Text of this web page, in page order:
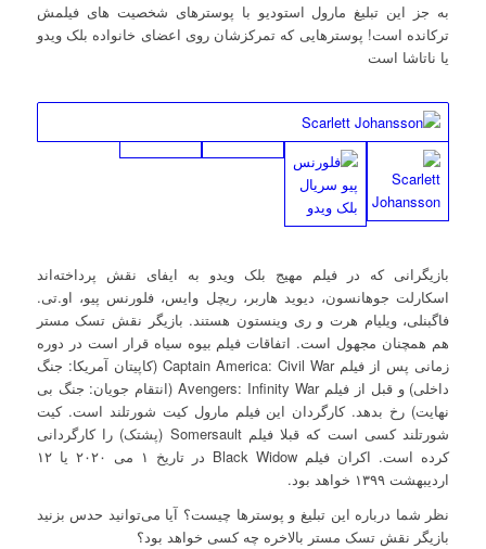
به جز این تبلیغ مارول استودیو با پوسترهای شخصیت های فیلمش
ترکانده است! پوسترهایی که تمرکزشان روی اعضای خانواده بلک ویدو
یا ناتاشا است
بازیگرانی که در فیلم مهیج بلک ویدو به ایفای نقش پرداخته‌اند
اسکارلت جوهانسون، دیوید هاربر، ریچل وایس، فلورنس پیو، او.تی.
فاگبنلی، ویلیام هرت و ری وینستون هستند. بازیگر نقش تسک مستر
هم همچنان مجهول است. اتفاقات فیلم بیوه سیاه قرار است در دوره
زمانی پس از فیلم Captain America: Civil War (کاپیتان آمریکا: جنگ
داخلی) و قبل از فیلم Avengers: Infinity War (انتقام جویان: جنگ بی
نهایت) رخ بدهد. کارگردان این فیلم مارول کیت شورتلند است. کیت
شورتلند کسی است که قبلا فیلم Somersault (پشتک) را کارگردانی
کرده است. اکران فیلم Black Widow در تاریخ ۱ می ۲۰۲۰ یا ۱۲
اردیبهشت ۱۳۹۹ خواهد بود.
نظر شما درباره این تبلیغ و پوسترها چیست؟ آیا می‌توانید حدس بزنید
بازیگر نقش تسک مستر بالاخره چه کسی خواهد بود؟